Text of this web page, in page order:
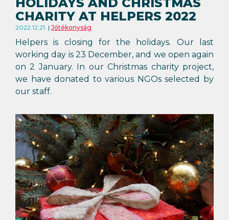
CHARITY AT HELPERS 2022
2022.12.21. Jótékonyság
Helpers is closing for the holidays. Our last
working day is 23 December, and we open again
on 2 January. In our Christmas charity project,
we have donated to various NGOs selected by
our staff.